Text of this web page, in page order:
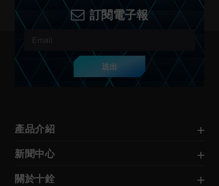
訂閱電子報
送出
產品介紹
新聞中心
關於十銓